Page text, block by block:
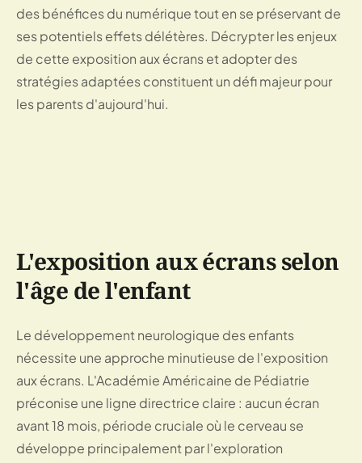
des bénéfices du numérique tout en se préservant de
ses potentiels effets délétères. Décrypter les enjeux
de cette exposition aux écrans et adopter des
stratégies adaptées constituent un défi majeur pour
les parents d'aujourd'hui.
L'exposition aux écrans selon
l'âge de l'enfant
Le développement neurologique des enfants
nécessite une approche minutieuse de l'exposition
aux écrans. L'Académie Américaine de Pédiatrie
préconise une ligne directrice claire : aucun écran
avant 18 mois, période cruciale où le cerveau se
développe principalement par l'exploration